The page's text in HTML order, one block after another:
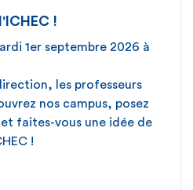
!
1er septembre 2026 à
les professeurs
nos campus, posez
faites-vous une idée de
!